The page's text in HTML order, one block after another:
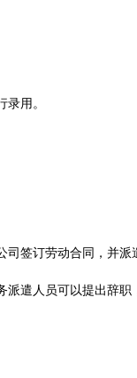
用。
签订劳动合同，并派
遣人员可以提出辞职